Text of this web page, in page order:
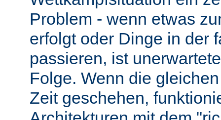
Problem - wenn etwas
erfolgt oder Dinge in der
passieren, ist
Folge. Wenn die
Zeit geschehen,